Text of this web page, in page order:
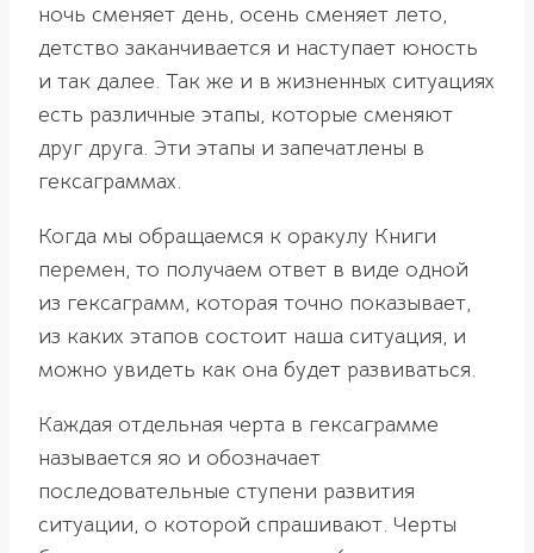
ночь сменяет день, осень сменяет лето,
детство заканчивается и наступает юность
и так далее. Так же и в жизненных ситуациях
есть различные этапы, которые сменяют
друг друга. Эти этапы и запечатлены в
гексаграммах.
Когда мы обращаемся к оракулу Книги
перемен, то получаем ответ в виде одной
из гексаграмм, которая точно показывает,
из каких этапов состоит наша ситуация, и
можно увидеть как она будет развиваться.
Каждая отдельная черта в гексаграмме
называется яо и обозначает
последовательные ступени развития
ситуации, о которой спрашивают. Черты